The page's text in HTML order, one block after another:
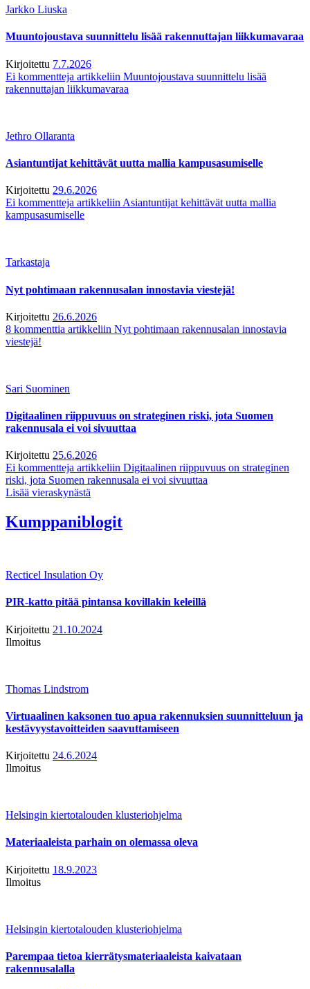
Jarkko Liuska
Muuntojoustava suunnittelu lisää rakennuttajan liikkumavaraa
Kirjoitettu 7.7.2026
Ei kommentteja artikkeliin Muuntojoustava suunnittelu lisää
rakennuttajan liikkumavaraa
Jethro Ollaranta
Asiantuntijat kehittävät uutta mallia kampusasumiselle
Kirjoitettu 29.6.2026
Ei kommentteja artikkeliin Asiantuntijat kehittävät uutta mallia
kampusasumiselle
Tarkastaja
Nyt pohtimaan rakennusalan innostavia viestejä!
Kirjoitettu 26.6.2026
8 kommenttia artikkeliin Nyt pohtimaan rakennusalan innostavia
viestejä!
Sari Suominen
Digitaalinen riippuvuus on strateginen riski, jota Suomen
rakennusala ei voi sivuuttaa
Kirjoitettu 25.6.2026
Ei kommentteja artikkeliin Digitaalinen riippuvuus on strateginen
riski, jota Suomen rakennusala ei voi sivuuttaa
Lisää vieraskynästä
Kumppaniblogit
Recticel Insulation Oy
PIR-katto pitää pintansa kovillakin keleillä
Kirjoitettu 21.10.2024
Ilmoitus
Thomas Lindstrom
Virtuaalinen kaksonen tuo apua rakennuksien suunnitteluun ja
kestävyystavoitteiden saavuttamiseen
Kirjoitettu 24.6.2024
Ilmoitus
Helsingin kiertotalouden klusteriohjelma
Materiaaleista parhain on olemassa oleva
Kirjoitettu 18.9.2023
Ilmoitus
Helsingin kiertotalouden klusteriohjelma
Parempaa tietoa kierrätysmateriaaleista kaivataan
rakennusalalla